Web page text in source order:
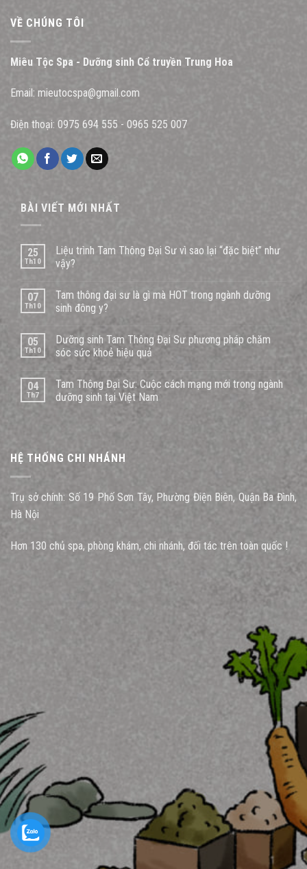
VỀ CHÚNG TÔI
Miêu Tộc Spa - Dưỡng sinh Cổ truyền Trung Hoa
Email: mieutocspa@gmail.com
Điện thoại: 0975 694 555 - 0965 525 007
BÀI VIẾT MỚI NHẤT
25
Th10
Liệu trình Tam Thông Đại Sư vì sao lại “đặc biệt” như
vậy?
07
Th10
Tam thông đại sư là gì mà HOT trong ngành dưỡng
sinh đông y?
05
Th10
Dưỡng sinh Tam Thông Đại Sư phương pháp chăm
sóc sức khoẻ hiệu quả
04
Th7
Tam Thông Đại Sư: Cuộc cách mạng mới trong ngành
dưỡng sinh tại Việt Nam
HỆ THỐNG CHI NHÁNH
Trụ sở chính: Số 19 Phố Sơn Tây, Phường Điện Biên, Quận Ba Đình,
Hà Nội
Hơn 130 chủ spa, phòng khám, chi nhánh, đối tác trên toàn quốc !